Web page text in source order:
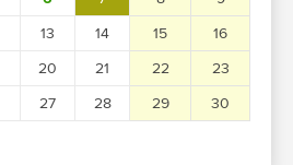
13 14 15
16
20 21 22
23
27 28 29
30